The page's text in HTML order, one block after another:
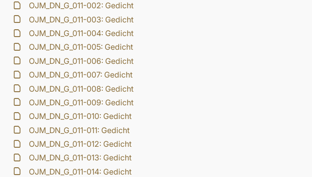
OJM_DN_G_011-002: Gedicht
OJM_DN_G_011-003: Gedicht
OJM_DN_G_011-004: Gedicht
OJM_DN_G_011-005: Gedicht
OJM_DN_G_011-006: Gedicht
OJM_DN_G_011-007: Gedicht
OJM_DN_G_011-008: Gedicht
OJM_DN_G_011-009: Gedicht
OJM_DN_G_011-010: Gedicht
OJM_DN_G_011-011: Gedicht
OJM_DN_G_011-012: Gedicht
OJM_DN_G_011-013: Gedicht
OJM_DN_G_011-014: Gedicht